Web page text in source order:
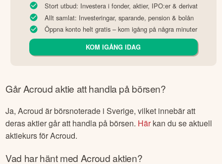
Stort utbud: Investera i fonder, aktier, IPO:er & derivat
Allt samlat: Investeringar, sparande, pension & bolån
Öppna konto helt gratis – kom igång på några minuter
KOM IGÅNG IDAG
GårAcroudaktie att handla på börsen?
Ja,Acroud är börsnoterade i Sverige, vilket innebär att
deras aktier går att handla på börsen. Härkan du se aktuell
aktiekurs förAcroud.
Vad har hänt med Acroudaktien?